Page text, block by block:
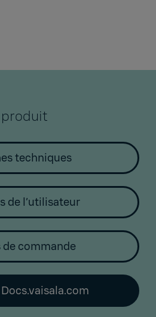
techniques
de l’utilisateur
de commande